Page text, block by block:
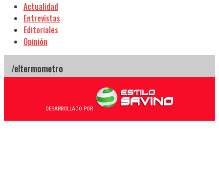
Actualidad
Entrevistas
Editoriales
Opinión
DESARROLLADO POR